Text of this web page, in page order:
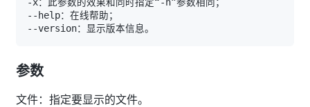
参数
文件：指定要显示的文件。